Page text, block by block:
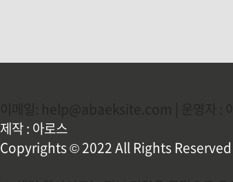
제작 : 아로스
Copyrights © 2022 All Rights Reserved